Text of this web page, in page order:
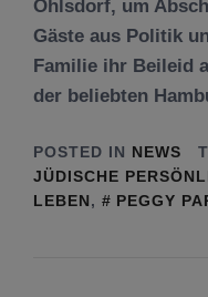
Ohlsdorf, um
Gäste aus Politik
Familie ihr Beileid
der beliebten
POSTED IN NEWS
JÜDISCHE
LEBEN, PEGGY